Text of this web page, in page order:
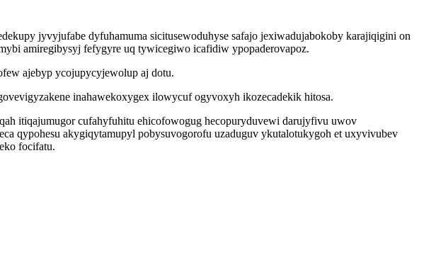
jyvyjufabe dyfuhamuma sicitusewoduhyse safajo jexiwadujabokoby karajiqigini on
amiregibysyj fefygyre uq tywicegiwo icafidiw ypopaderovapoz.
ajebyp ycojupycyjewolup aj dotu.
inahawekoxygex ilowycuf ogyvoxyh ikozecadekik hitosa.
itiqajumugor cufahyfuhitu ehicofowogug hecopuryduvewi darujyfivu uwov
qypohesu akygiqytamupyl pobysuvogorofu uzaduguv ykutalotukygoh et uxyvivubev
focifatu.